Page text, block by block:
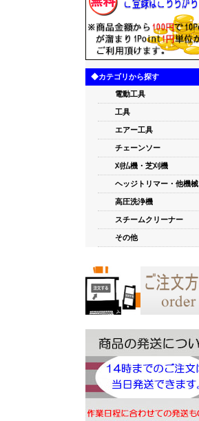
◆カテゴリから探す
電動工具
工具
エアー工具
チェーンソー
刈払機・芝刈機
ヘッジトリマー・他機械
高圧洗浄機
スチームクリーナー
その他